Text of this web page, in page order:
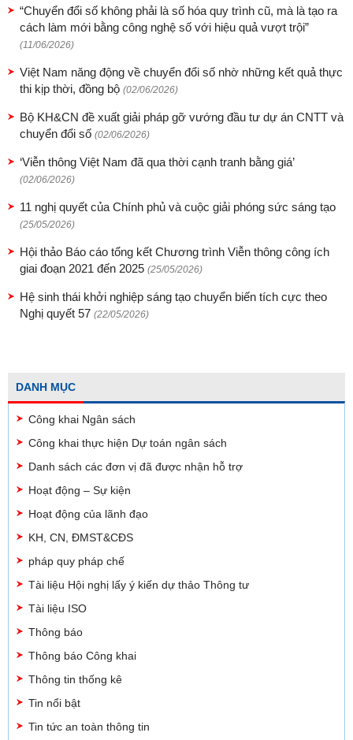
“Chuyển đổi số không phải là số hóa quy trình cũ, mà là tạo ra
cách làm mới bằng công nghệ số với hiệu quả vượt trội”
(11/06/2026)
Việt Nam năng động về chuyển đổi số nhờ những kết quả thực
thi kịp thời, đồng bộ (02/06/2026)
Bộ KH&CN đề xuất giải pháp gỡ vướng đầu tư dự án CNTT và
chuyển đổi số (02/06/2026)
‘Viễn thông Việt Nam đã qua thời cạnh tranh bằng giá’
(02/06/2026)
11 nghị quyết của Chính phủ và cuộc giải phóng sức sáng tạo
(25/05/2026)
Hội thảo Báo cáo tổng kết Chương trình Viễn thông công ích
giai đoạn 2021 đến 2025 (25/05/2026)
Hệ sinh thái khởi nghiệp sáng tạo chuyển biến tích cực theo
Nghị quyết 57 (22/05/2026)
DANH MỤC
Công khai Ngân sách
Công khai thực hiện Dự toán ngân sách
Danh sách các đơn vị đã được nhận hỗ trợ
Hoạt động – Sự kiện
Hoạt động của lãnh đạo
KH, CN, ĐMST&CĐS
pháp quy pháp chế
Tài liệu Hội nghị lấy ý kiến dự thảo Thông tư
Tài liệu ISO
Thông báo
Thông báo Công khai
Thông tin thống kê
Tin nổi bật
Tin tức an toàn thông tin